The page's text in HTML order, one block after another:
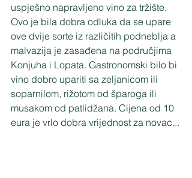
uspješno napravljeno vino za tržište.
Ovo je bila dobra odluka da se upare
ove dvije sorte iz različitih podneblja a
malvazija je zasađena na područjima
Konjuha i Lopata. Gastronomski bilo bi
vino dobro upariti sa zeljanicom ili
soparnilom, rižotom od šparoga ili
musakom od patlidžana. Cijena od 10
eura je vrlo dobra vrijednost za novac...